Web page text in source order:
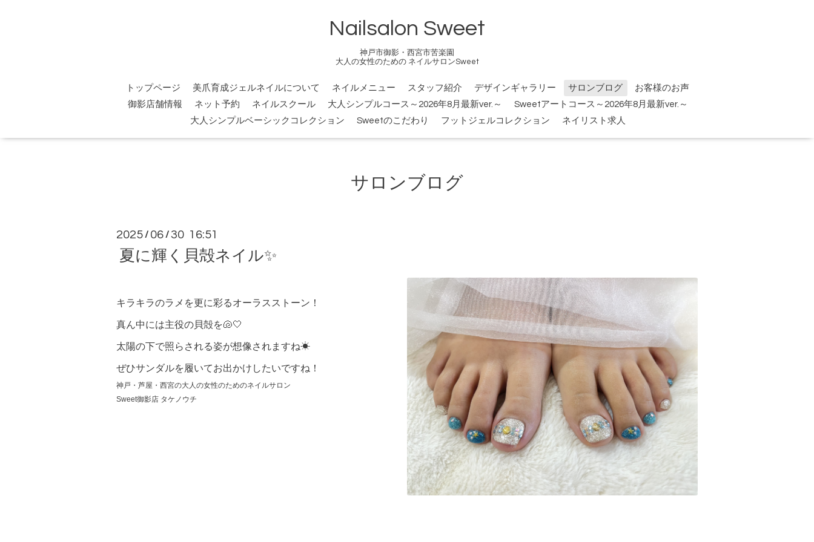
Nailsalon Sweet
神戸市御影・西宮市苦楽園
大人の女性のための ネイルサロンSweet
トップページ 美爪育成ジェルネイルについて ネイルメニュー スタッフ紹介 デザインギャラリー サロンブログ
お客様のお声
御影店舗情報
ネット予約 ネイルスクール 大人シンプルコース～2026年8月最新ver.～
Sweetアートコース～2026年8月最新ver.～
大人シンプルベーシックコレクション
Sweetのこだわり フットジェルコレクション ネイリスト求人
サロンブログ
2025 / 06 /30 16:51
夏に輝く貝殻ネイル✨
キラキラのラメを更に彩るオーラスストーン！
真ん中には主役の貝殻を🐚🤍
太陽の下で照らされる姿が想像されますね☀
ぜひサンダルを履いてお出かけしたいですね！
神戸・芦屋・西宮の大人の女性のためのネイルサロン
Sweet御影店 タケノウチ